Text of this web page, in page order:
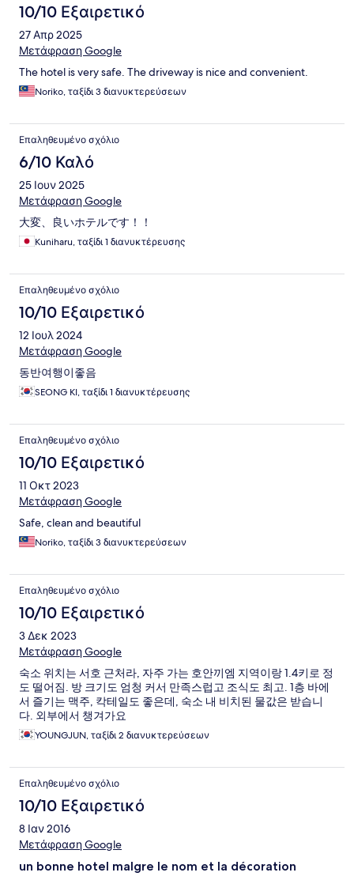
10/10 Εξαιρετικό
27 Απρ 2025
Μετάφραση Google
The hotel is very safe. The driveway is nice and convenient.
Noriko, ταξίδι 3 διανυκτερεύσεων
Επαληθευμένο σχόλιο
6/10 Καλό
25 Ιουν 2025
Μετάφραση Google
大変、良いホテルです！！
Kuniharu, ταξίδι 1 διανυκτέρευσης
Επαληθευμένο σχόλιο
10/10 Εξαιρετικό
12 Ιουλ 2024
Μετάφραση Google
동반여행이좋음
SEONG KI, ταξίδι 1 διανυκτέρευσης
Επαληθευμένο σχόλιο
10/10 Εξαιρετικό
11 Οκτ 2023
Μετάφραση Google
Safe, clean and beautiful
Noriko, ταξίδι 3 διανυκτερεύσεων
Επαληθευμένο σχόλιο
10/10 Εξαιρετικό
3 Δεκ 2023
Μετάφραση Google
숙소 위치는 서호 근처라, 자주 가는 호안끼엠 지역이랑 1.4키로 정
도 떨어짐. 방 크기도 엄청 커서 만족스럽고 조식도 최고. 1층 바에
서 즐기는 맥주, 칵테일도 좋은데, 숙소 내 비치된 물값은 받습니
다. 외부에서 챙겨가요
YOUNGJUN, ταξίδι 2 διανυκτερεύσεων
Επαληθευμένο σχόλιο
10/10 Εξαιρετικό
8 Ιαν 2016
Μετάφραση Google
un bonne hotel malgre le nom et la décoration